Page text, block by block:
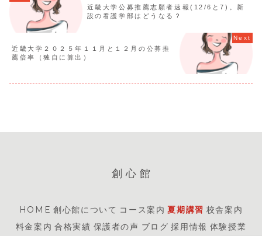
近畿大学公募推薦志願者速報(12/6と7)。新
設の看護学部はどうなる？
近畿大学２０２５年１１月と１２月の公募推
薦倍率（独自に算出）
創心館
HOME 創心館について コース案内 夏期講習 校舎案内
料金案内 合格実績 保護者の声 ブログ 採用情報 体験授業